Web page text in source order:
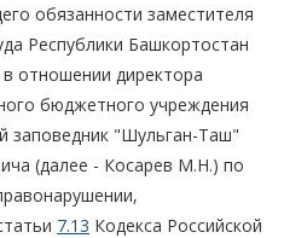
обязанности заместителя
Республики Башкортостан
отношении директора
бюджетного учреждения
заповедник "Шульган-Таш"
(далее - Косарев М.Н.) по
7.13 Кодекса Российской